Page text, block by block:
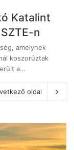
Katalint
n
amelynek
koszorúztak
a…
oldal